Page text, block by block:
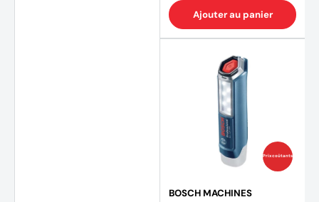
Ajouter au panier
Prix coûtants
BOSCH MACHINES